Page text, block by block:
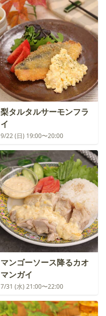
梨タルタルサーモンフラ
イ
9/22 (日) 19:00〜20:00
マンゴーソース降るカオ
マンガイ
7/31 (水) 21:00〜22:00